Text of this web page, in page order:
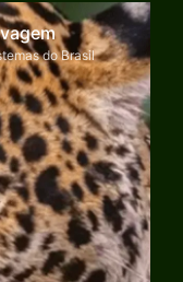
do Brasil